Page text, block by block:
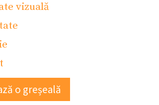
vizuală
o greșeală